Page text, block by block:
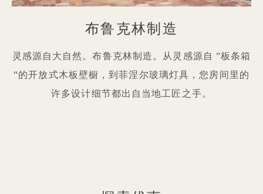
布鲁克林制造
灵感源自大自然。布鲁克林制造。从灵感源自 "板条箱
"的开放式木板壁橱，到菲涅尔玻璃灯具，您房间里的
许多设计细节都出自当地工匠之手。